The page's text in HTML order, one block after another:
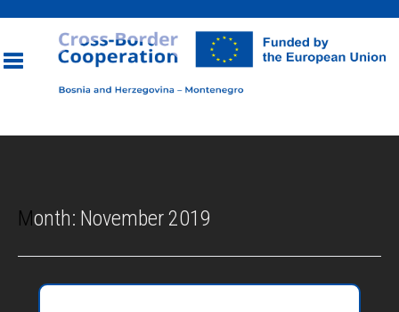
Month: November 2019